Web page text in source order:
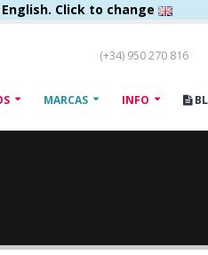
Click to change
(+34) 950 270 816
MARCAS INFO